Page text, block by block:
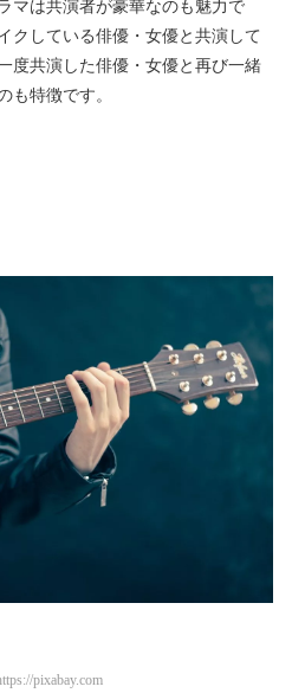
マは共演者が豪華なのも魅力で
クしている俳優・女優と共演して
度共演した俳優・女優と再び一緒
も特徴です。
pixabay.com